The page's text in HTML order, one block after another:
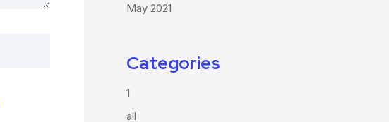
May 2021
Categories
1
all